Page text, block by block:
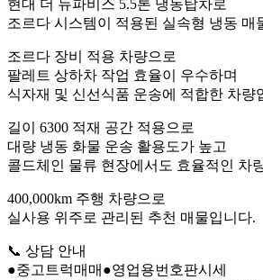
현대 더 뉴파비스 5.5톤 냉동탑차로
조르다 시스템이 적용된 실속형 냉동 매
조르다 장비 적용 차량으로
팔레트 상하차 작업 효율이 우수하며
식자재 및 신선식품 운송에 적합한 차량
길이 6300 적재 공간 적용으로
대량 냉동 화물 운송 활용도가 높고
콜드체인 물류 현장에서도 효율적인 차
400,000km 주행 차량으로
실사용 위주로 관리된 추천 매물입니다.
📞 상담 안내
●중고트럭매매●영업용번호판시세